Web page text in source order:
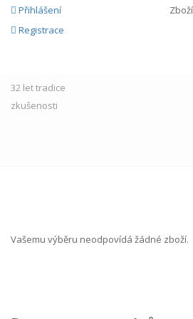
Přihlášení
Registrace
32 lettradice
zkušenosti
Vašemu výběru neodpovídá žádné zboží.